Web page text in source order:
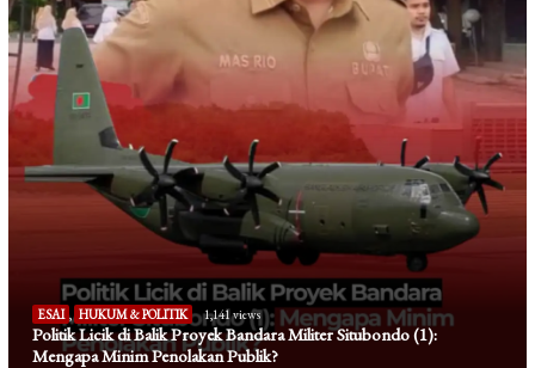
ESAI , HUKUM & POLITIK 1,141 views
Politik Licik di Balik Proyek Bandara Militer Situbondo (1):
Mengapa Minim Penolakan Publik?